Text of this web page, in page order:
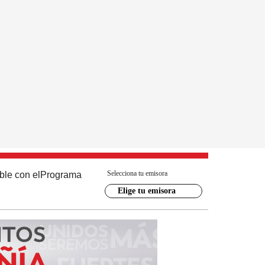
con el Programa Selecciona tu emisora
Elige tu emisora